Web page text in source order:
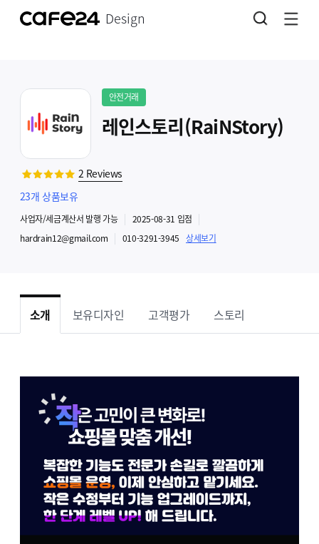
Design
안전거래
레인스토리(RaiNStory)
2 Reviews
23개 상품보유
사업자/세금계산서 발행 가능 2025-08-31 입점
hardrain12@gmail.com
010-3291-3945 상세보기
소개 보유디자인 고객평가 스토리